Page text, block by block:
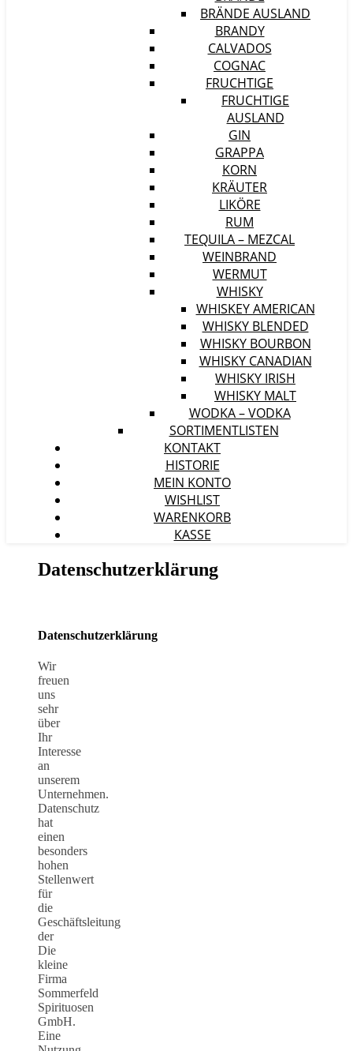
BRÄNDE AUSLAND
BRANDY
CALVADOS
COGNAC
FRUCHTIGE
FRUCHTIGE
AUSLAND
GIN
GRAPPA
KORN
KRÄUTER
LIKÖRE
RUM
TEQUILA – MEZCAL
WEINBRAND
WERMUT
WHISKY
WHISKEY AMERICAN
WHISKY BLENDED
WHISKY BOURBON
WHISKY CANADIAN
WHISKY IRISH
WHISKY MALT
WODKA – VODKA
SORTIMENTLISTEN
KONTAKT
HISTORIE
MEIN KONTO
WISHLIST
WARENKORB
KASSE
Datenschutzerklärung
Datenschutzerklärung
Wir
freuen
uns
sehr
über
Ihr
Interesse
an
unserem
Unternehmen.
Datenschutz
hat
einen
besonders
hohen
Stellenwert
für
die
Geschäftsleitung
der
Die
kleine
Firma
Sommerfeld
Spirituosen
GmbH.
Eine